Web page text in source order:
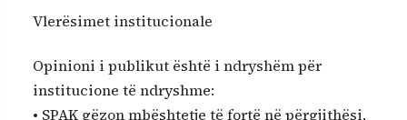
Vlerësimet institucionale
Opinioni i publikut është i ndryshëm për
institucione të ndryshme:
• SPAK gëzon mbështetje të fortë në përgjithësi,